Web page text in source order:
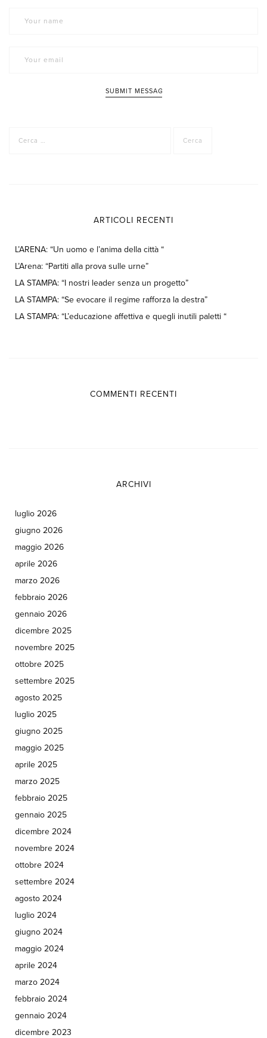
per:
ARTICOLI RECENTI
L’ARENA: “Un uomo e l’anima della città “
L’Arena: “Partiti alla prova sulle urne”
LA STAMPA: “I nostri leader senza un progetto”
LA STAMPA: “Se evocare il regime rafforza la destra”
LA STAMPA: “L’educazione affettiva e quegli inutili paletti “
COMMENTI RECENTI
ARCHIVI
luglio 2026
giugno 2026
maggio 2026
aprile 2026
marzo 2026
febbraio 2026
gennaio 2026
dicembre 2025
novembre 2025
ottobre 2025
settembre 2025
agosto 2025
luglio 2025
giugno 2025
maggio 2025
aprile 2025
marzo 2025
febbraio 2025
gennaio 2025
dicembre 2024
novembre 2024
ottobre 2024
settembre 2024
agosto 2024
luglio 2024
giugno 2024
maggio 2024
aprile 2024
marzo 2024
febbraio 2024
gennaio 2024
dicembre 2023